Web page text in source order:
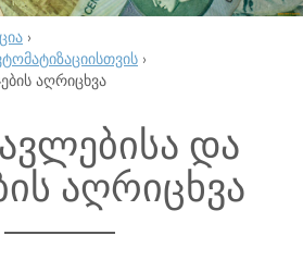
›
›
აღრიცხვა
და
აღრიცხვა